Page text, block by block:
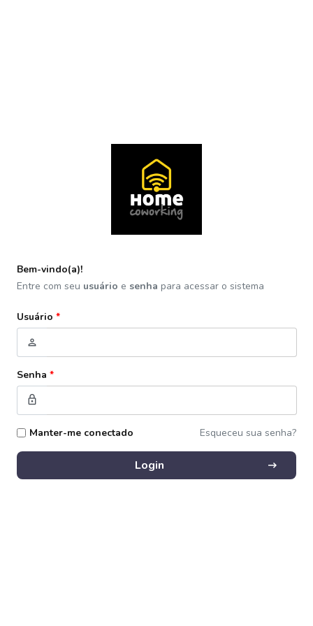
Bem-vindo(a)!
Entre com seu usuário e senha para acessar o sistema
Usuário *
person
Senha *
lock
Manter-me conectado Esqueceu sua senha?
Login arrow_right_alt